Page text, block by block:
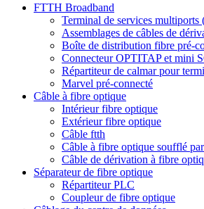
FTTH Broadband
Terminal de services multiports
Assemblages de câbles de
Boîte de distribution fibre pré-
Connecteur OPTITAP et mini
Répartiteur de calmar pour
Marvel pré-connecté
Câble à fibre optique
Intérieur fibre optique
Extérieur fibre optique
Câble ftth
Câble à fibre optique soufflé
Câble de dérivation à fibre
Séparateur de fibre optique
Répartiteur PLC
Coupleur de fibre optique